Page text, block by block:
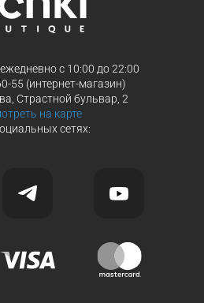
с 10:00 до 22:00
55 (интернет-магазин)
Страстной бульвар, 2
на карте
сетях: